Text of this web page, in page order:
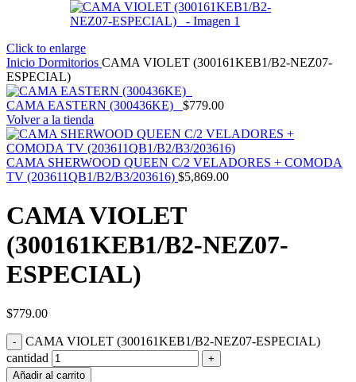
Click to enlarge
Inicio Dormitorios CAMA VIOLET (300161KEB1/B2-NEZ07-
ESPECIAL)
CAMA EASTERN (300436KE) $779.00
Volver a la tienda
CAMA SHERWOOD QUEEN C/2 VELADORES + COMODA
TV (203611QB1/B2/B3/203616) $5,869.00
CAMA VIOLET
(300161KEB1/B2-NEZ07-
ESPECIAL)
$779.00
CAMA VIOLET (300161KEB1/B2-NEZ07-ESPECIAL)
cantidad
Añadir al carrito